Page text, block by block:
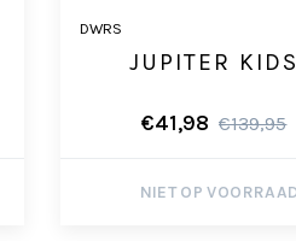
DWRS
JUPITER KIDS
€41,98 €139,95
NIET OP